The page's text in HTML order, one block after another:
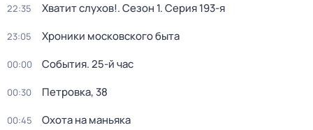
22:35 Хватит слухов!. Сезон 1. Серия 193-я
23:05 Хроники московского быта
00:00 События. 25-й час
00:30 Петровка, 38
00:45 Охота на маньяка